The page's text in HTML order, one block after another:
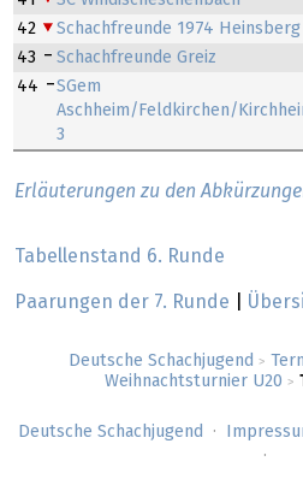
Deutsche Schachjugend >
Weihnachtsturnier U20 >
42
Schachfreunde 1974 Heinsberg
43
Schachfreunde Greiz
44
SGem
Aschheim/Feldkirchen/
3
Erläuterungen zu den
Tabellenstand 6. Runde
Paarungen der 7. Runde
Deutsche Schachjugend